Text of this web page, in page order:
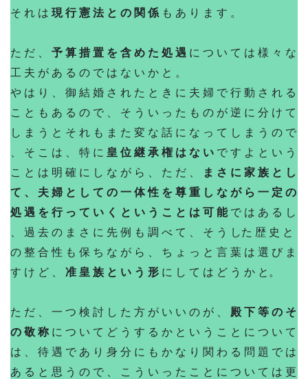
そ れ は 現 行 憲 法 と の 関 係 も あ り ま す 。
た だ 、 予 算 措 置 を 含 め た 処 遇 に つ い て は 様 々 な
工 夫 が あ る の で は な い か と 。
や は り 、 御 結 婚 さ れ た と き に 夫 婦 で 行 動 さ れ る
こ と も あ る の で 、 そ う い っ た も の が 逆 に 分 け て
し ま う と そ れ も ま た 変 な 話 に な っ て し ま う の で
、 そ こ は 、 特 に 皇 位 継 承 権 は な い で す よ と い う
こ と は 明 確 に し な が ら 、 た だ 、
ま さ に 家 族 と し
て 、 夫 婦 と し て の 一 体 性 を 尊 重 し な が ら 一 定 の
処 遇 を 行 っ て い く と い う こ と は 可 能で は あ る し
、 過 去 の ま さ に 先 例 も 調 べ て 、 そ う した 歴 史 と
の 整 合 性 も 保 ち な が ら 、 ち ょ っ と 言 葉 は 選 び ま
す け ど 、 准 皇 族 と い う 形 に し て は ど う か と。
た だ 、 一 つ 検 討 し た 方 が い い の が 、 殿 下 等 の そ
の 敬 称 に つ い て ど う す る か と い う こ と に つ い て
は 、 待 遇 で あ り 身 分 に も か な り 関 わ る 問 題 で は
あ る と 思 う の で 、 こ う い っ た こ と に つ い て は 更